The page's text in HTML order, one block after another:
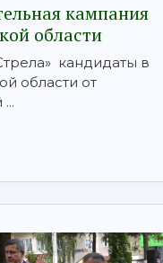
кампания
области
кандидаты в
области от